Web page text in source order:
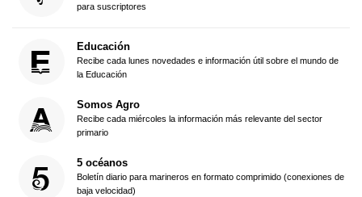
para suscriptores
Educación
Recibe cada lunes novedades e información útil sobre el mundo de
la Educación
Somos Agro
Recibe cada miércoles la información más relevante del sector
primario
5 océanos
Boletín diario para marineros en formato comprimido (conexiones de
baja velocidad)